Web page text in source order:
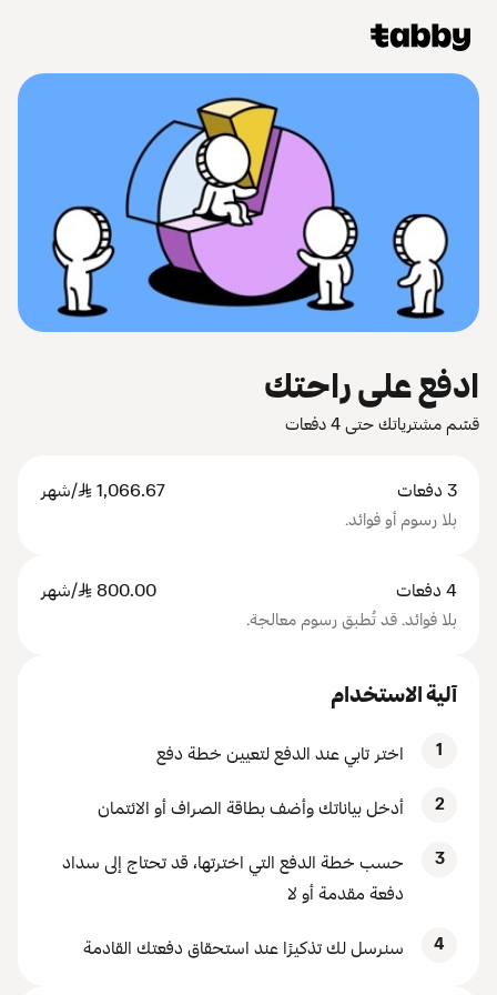
ادفع على راحتك
قسّم مشترياتك حتى 4 دفعات
3 دفعات 1,066.67
SAR/شهر
بلا رسوم أو فوائد.
4 دفعات 800.00
SAR/شهر
بلا فوائد. قد تُطبق رسوم معالجة.
آلية الاستخدام
1 اختر تابي عند الدفع لتعيين خطة دفع
2 أدخل بياناتك وأضف بطاقة الصراف أو الائتمان
3
حسب خطة الدفع التي اخترتها، قد تحتاج إلى سداد
دفعة مقدمة أو لا
4 سنرسل لك تذكيرًا عند استحقاق دفعتك القادمة